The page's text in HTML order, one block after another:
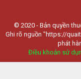
© 2020 - Bản quyền
Ghi rõ nguồn "https://
phát
Điều khoản sử